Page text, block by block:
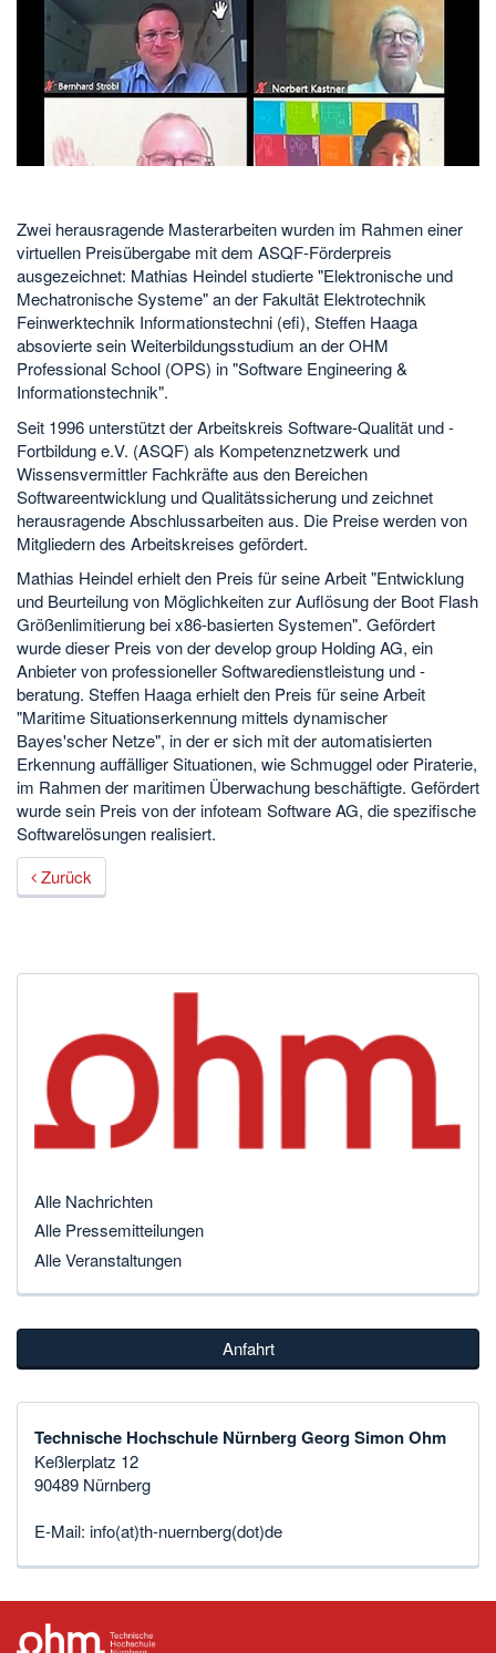
Zwei herausragende Masterarbeiten wurden im Rahmen einer
virtuellen Preisübergabe mit dem ASQF-Förderpreis
ausgezeichnet: Mathias Heindel studierte "Elektronische und
Mechatronische Systeme" an der Fakultät Elektrotechnik
Feinwerktechnik Informationstechni (efi), Steffen Haaga
absovierte sein Weiterbildungsstudium an der OHM
Professional School (OPS) in "Software Engineering &
Informationstechnik".
Seit 1996 unterstützt der Arbeitskreis Software-Qualität und -
Fortbildung e.V. (ASQF) als Kompetenznetzwerk und
Wissensvermittler Fachkräfte aus den Bereichen
Softwareentwicklung und Qualitätssicherung und zeichnet
herausragende Abschlussarbeiten aus. Die Preise werden von
Mitgliedern des Arbeitskreises gefördert.
Mathias Heindel erhielt den Preis für seine Arbeit "Entwicklung
und Beurteilung von Möglichkeiten zur Auflösung der Boot Flash
Größenlimitierung bei x86-basierten Systemen". Gefördert
wurde dieser Preis von der develop group Holding AG, ein
Anbieter von professioneller Softwaredienstleistung und -
beratung. Steffen Haaga erhielt den Preis für seine Arbeit
"Maritime Situationserkennung mittels dynamischer
Bayes'scher Netze", in der er sich mit der automatisierten
Erkennung auffälliger Situationen, wie Schmuggel oder Piraterie,
im Rahmen der maritimen Überwachung beschäftigte. Gefördert
wurde sein Preis von der infoteam Software AG, die spezifische
Softwarelösungen realisiert.
Zurück
Alle Nachrichten
Alle Pressemitteilungen
Alle Veranstaltungen
Anfahrt
Technische Hochschule Nürnberg Georg Simon Ohm
Keßlerplatz 12
90489 Nürnberg
E-Mail: info(at)th-nuernberg(dot)de